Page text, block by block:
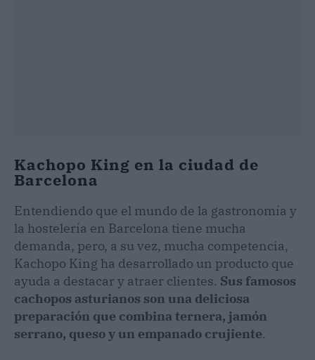
Kachopo King en la ciudad de
Barcelona
Entendiendo que el mundo de la gastronomía y
la hostelería en Barcelona tiene mucha
demanda, pero, a su vez, mucha competencia,
Kachopo King ha desarrollado un producto que
ayuda a destacar y atraer clientes. Sus famosos
cachopos asturianos son una deliciosa
preparación que combina ternera, jamón
serrano, queso y un empanado crujiente.